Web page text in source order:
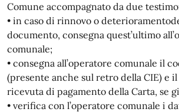
Comune accompagnato da due
• in caso di rinnovo o
documento, consegna quest’ultimo
comunale;
• consegna all’operatore comunale il
(presente anche sul retro della CIE) e
ricevuta di pagamento della Carta, se
• verifica con l’operatore comunale i